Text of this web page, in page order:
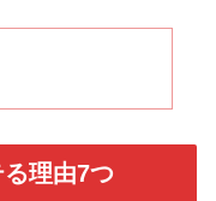
理由7つ